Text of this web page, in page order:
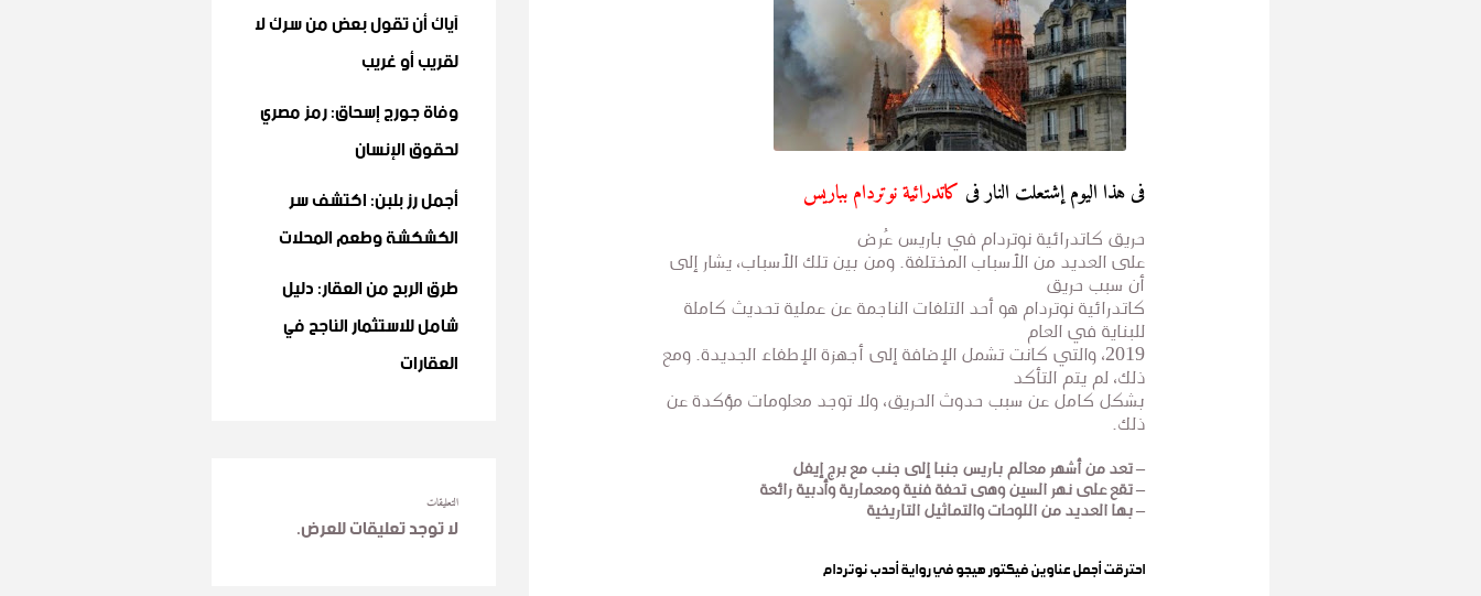
فى هذا اليوم إشتعلت النار فى كاتدرائية نوتردام بباريس
حريق كاتدرائية نوتردام في باريس عُرض
على العديد من الأسباب المختلفة. ومن بين تلك الأسباب، يشار إلى
أن سبب حريق
كاتدرائية نوتردام هو أحد التلفات الناجمة عن عملية تحديث كاملة
للبناية في العام
2019، والتي كانت تشمل الإضافة إلى أجهزة الإطفاء الجديدة. ومع
ذلك، لم يتم التأكد
بشكل كامل عن سبب حدوث الحريق، ولا توجد معلومات مؤكدة عن
ذلك.
– تعد من أشهر معالم باريس جنبا إلى جنب مع برج إيفل
– تقع على نهر السين وهى تحفة فنية ومعمارية وأدبية رائعة
– بها العديد من اللوحات والتماثيل التاريخية
احترقت أجمل عناوين فيكتور هيجو في رواية أحدب نوتردام
آياك أن تقول بعض من سرك لا
لقريب أو غريب
وفاة جورج إسحاق: رمز مصري
لحقوق الإنسان
أجمل رز بلبن: اكتشف سر
الكشكشة وطعم المحلات
طرق الربح من العقار: دليل
شامل للاستثمار الناجح في
العقارات
التعليقات
لا توجد تعليقات للعرض.